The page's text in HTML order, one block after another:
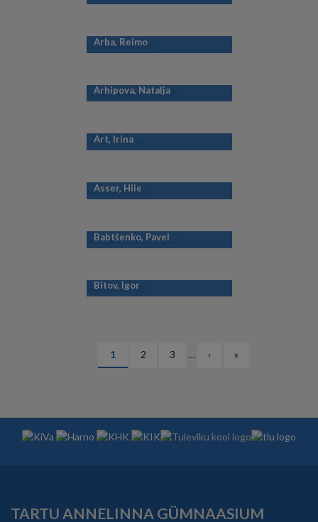
Arba, Reimo
Arhipova, Natalja
Art, Irina
Asser, Hiie
Babtšenko, Pavel
Bitov, Igor
Eesolev
leht
1 Lehekülg
2 Lehekülg
3 …
Järgmine
›
Viimane
»
TARTU ANNELINNA GÜMNAASIUM